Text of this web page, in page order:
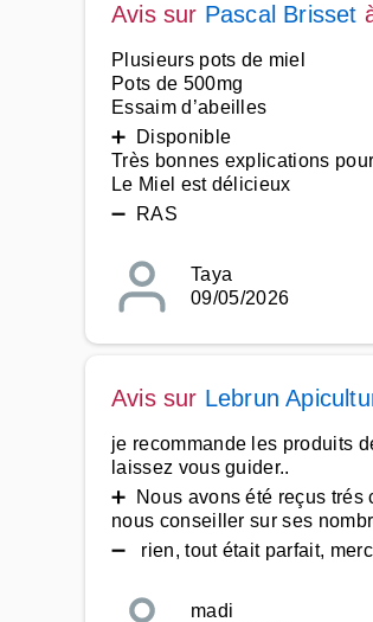
Avis sur Pascal Brisset
Plusieurs pots de miel
Pots de 500mg
Essaim d’abeilles
➕ Disponible
Très bonnes explications
Le Miel est délicieux
➖ RAS
Taya
09/05/2026
Avis sur Lebrun
je recommande les produits
laissez vous guider..
➕ Nous avons été reçus trés
nous conseiller sur ses
➖ rien, tout était parfait,
madi